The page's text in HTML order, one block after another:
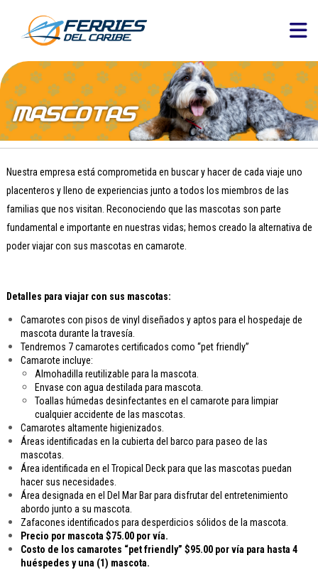
Nuestra empresa está comprometida en buscar y hacer de cada viaje uno
placenteros y lleno de experiencias junto a todos los miembros de las
familias que nos visitan. Reconociendo que las mascotas son parte
fundamental e importante en nuestras vidas; hemos creado la alternativa de
poder viajar con sus mascotas en camarote.
Detalles para viajar con sus mascotas:
Camarotes con pisos de vinyl diseñados y aptos para el hospedaje de
mascota durante la travesía.
Tendremos 7 camarotes certificados como “pet friendly”
Camarote incluye:
Almohadilla reutilizable para la mascota.
Envase con agua destilada para mascota.
Toallas húmedas desinfectantes en el camarote para limpiar
cualquier accidente de las mascotas.
Camarotes altamente higienizados.
Áreas identificadas en la cubierta del barco para paseo de las
mascotas.
Área identificada en el Tropical Deck para que las mascotas puedan
hacer sus necesidades.
Área designada en el Del Mar Bar para disfrutar del entretenimiento
abordo junto a su mascota.
Zafacones identificados para desperdicios sólidos de la mascota.
Precio por mascota $75.00 por vía.
Costo de los camarotes “pet friendly” $95.00 por vía para hasta 4
huéspedes y una (1) mascota.